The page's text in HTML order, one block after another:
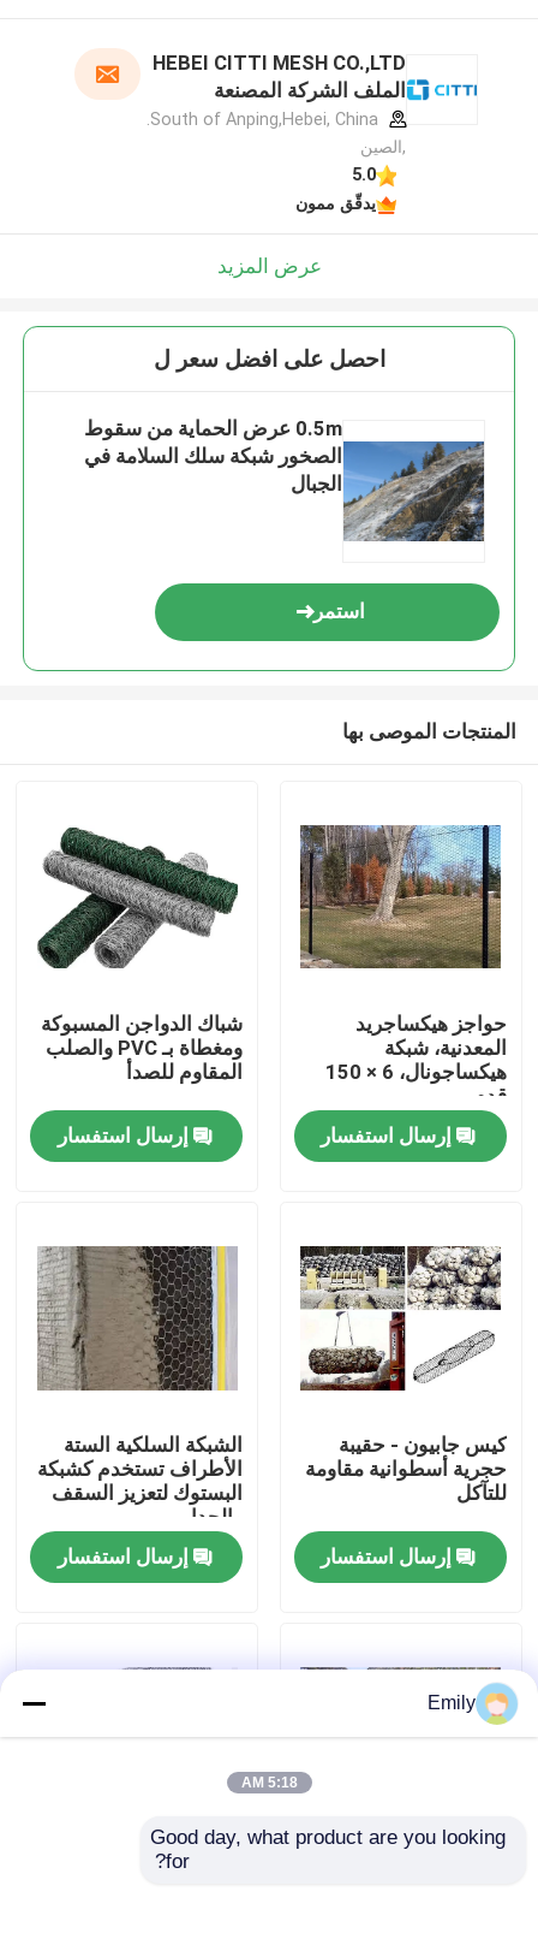
المنتجات
جولة في المصنع
مراقبة الجودة
أخبار
توسيع شبكة الأسلاك المعدنية
HEBEI CITTI MESH CO.,LTD
الملف الشركة المصنعة
,الصين
5.0
يدقّق ممون
عرض المزيد
احصل على افضل سعر ل
0.5m عرض الحماية من سقوط
الصخور شبكة سلك السلامة في
الجبال
استمر
المنتجات الموصى بها
حواجز هيكساجريد
المعدنية، شبكة
هيكساجونال، 6 × 150
قدم
إرسال استفسار
شباك الدواجن المسبوكة
ومغطاة بـ PVC والصلب
المقاوم للصدأ
إرسال استفسار
كيس جابيون - حقيبة
حجرية أسطوانية مقاومة
للتآكل
إرسال استفسار
الشبكة السلكية الستة
الأطراف تستخدم كشبكة
البستوك لتعزيز السقف
والجدار
إرسال استفسار
شبكة سلكية هكساجونال
Emily
5:18 AM
Good day, what product are you looking
for?